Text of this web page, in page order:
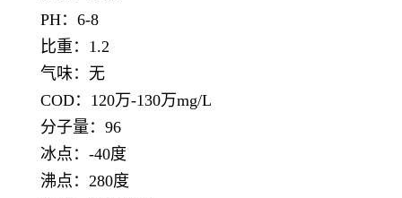
PH：6-8
比重：1.2
气味：无
COD：120万-130万mg/L
分子量：96
冰点：-40度
沸点：280度